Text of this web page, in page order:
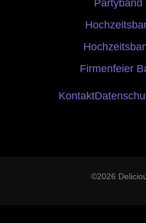
Partyband
Firmenfeier
Kontakt
©2026